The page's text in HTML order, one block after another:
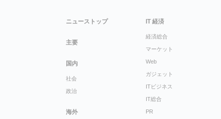
ニューストップ
主要
国内
社会
政治
海外
IT 経済
経済総合
マーケット
Web
ガジェット
ITビジネス
IT総合
PR